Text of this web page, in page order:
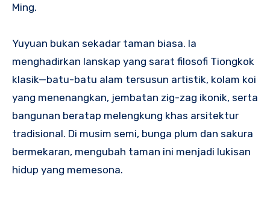
Ming.
Yuyuan bukan sekadar taman biasa. Ia
menghadirkan lanskap yang sarat filosofi Tiongkok
klasik—batu-batu alam tersusun artistik, kolam koi
yang menenangkan, jembatan zig-zag ikonik, serta
bangunan beratap melengkung khas arsitektur
tradisional. Di musim semi, bunga plum dan sakura
bermekaran, mengubah taman ini menjadi lukisan
hidup yang memesona.